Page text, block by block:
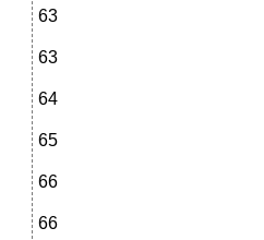
63
63
64
65
66
66